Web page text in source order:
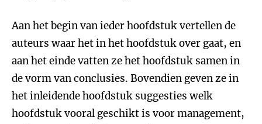
Aan het begin van ieder hoofdstuk vertellen de
auteurs waar het in het hoofdstuk over gaat, en
aan het einde vatten ze het hoofdstuk samen in
de vorm van conclusies. Bovendien geven ze in
het inleidende hoofdstuk suggesties welk
hoofdstuk vooral geschikt is voor management,